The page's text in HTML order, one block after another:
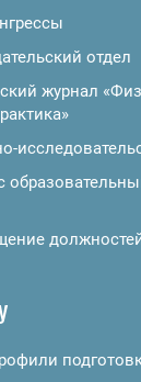
отдел
журнал